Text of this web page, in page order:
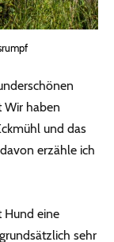
Wir haben
und das
erzähle ich
Hund eine
sehr